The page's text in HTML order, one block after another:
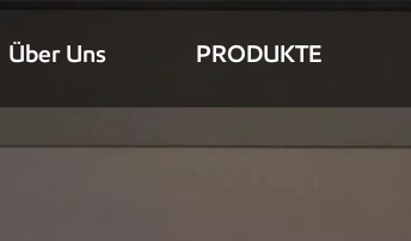
Über Uns PRODUKTE